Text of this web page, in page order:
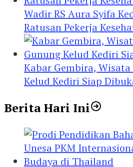
Wadir RS Aura Syifa
Ratusan Pekerja
Kabar Gembira,
Kelud Kediri Siap
Berita Hari Ini